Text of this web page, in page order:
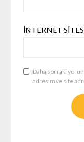
İNTERNET
Daha sonraki
adresim ve site